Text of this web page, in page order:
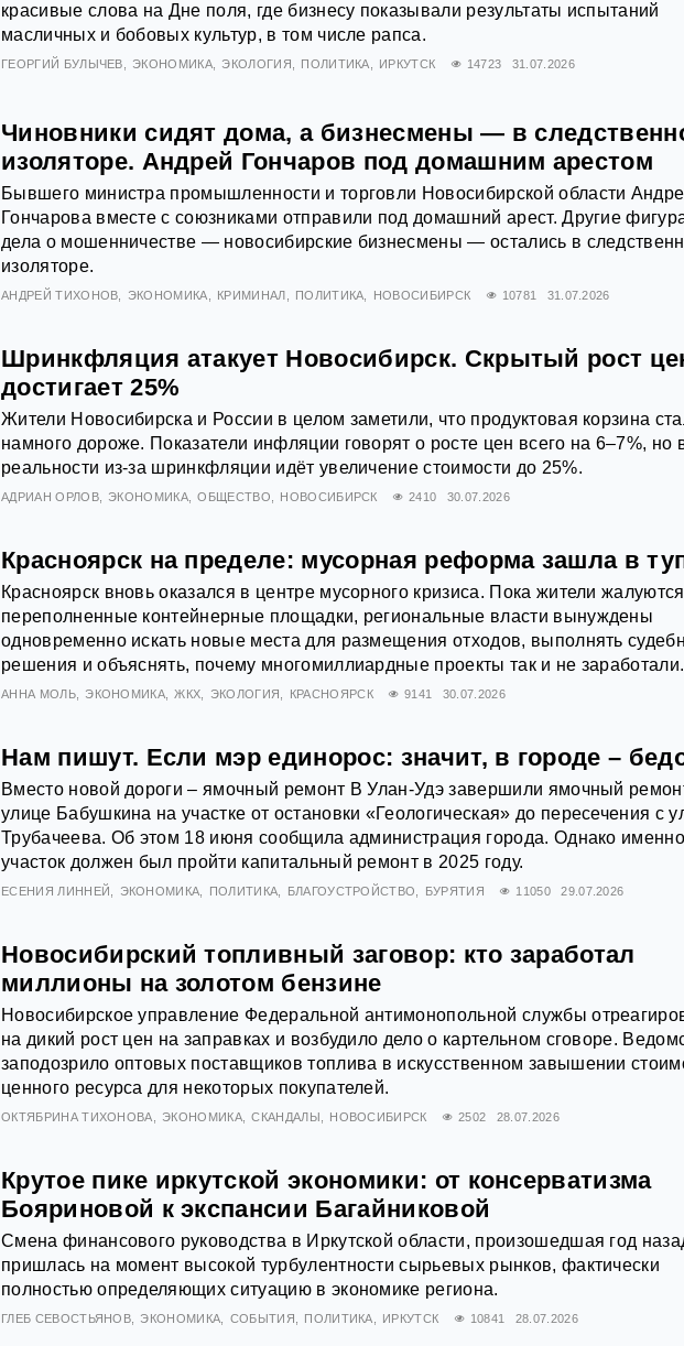
красивые слова на Дне поля, где бизнесу показывали результаты испытаний
масличных и бобовых культур, в том числе рапса.
ГЕОРГИЙ БУЛЫЧЕВ ЭКОНОМИКА ЭКОЛОГИЯ ПОЛИТИКА ИРКУТСК 14723 31.07.2026
Чиновники сидят дома, а бизнесмены — в
изоляторе. Андрей Гончаров под домашним арестом
Бывшего министра промышленности и торговли Новосибирской области
Гончарова вместе с союзниками отправили под домашний арест. Другие
дела о мошенничестве — новосибирские бизнесмены — остались в
изоляторе.
АНДРЕЙ ТИХОНОВ ЭКОНОМИКА КРИМИНАЛ ПОЛИТИКА НОВОСИБИРСК 10781 31.07.2026
Шринкфляция атакует Новосибирск. Скрытый рост
достигает 25%
Жители Новосибирска и России в целом заметили, что продуктовая корзина
намного дороже. Показатели инфляции говорят о росте цен всего на 6–7%, но
реальности из‑за шринкфляции идёт увеличение стоимости до 25%.
АДРИАН ОРЛОВ ЭКОНОМИКА ОБЩЕСТВО НОВОСИБИРСК 2410 30.07.2026
Красноярск на пределе: мусорная реформа зашла в
Красноярск вновь оказался в центре мусорного кризиса. Пока жители
переполненные контейнерные площадки, региональные власти вынуждены
одновременно искать новые места для размещения отходов, выполнять
решения и объяснять, почему многомиллиардные проекты так и не заработали.
АННА МОЛЬ ЭКОНОМИКА ЖКХ ЭКОЛОГИЯ КРАСНОЯРСК 9141 30.07.2026
Нам пишут. Если мэр единорос: значит, в городе –
Вместо новой дороги – ямочный ремонт В Улан-Удэ завершили ямочный
улице Бабушкина на участке от остановки «Геологическая» до пересечения с
Трубачеева. Об этом 18 июня сообщила администрация города. Однако именно
участок должен был пройти капитальный ремонт в 2025 году.
ЕСЕНИЯ ЛИННЕЙ ЭКОНОМИКА ПОЛИТИКА БЛАГОУСТРОЙСТВО БУРЯТИЯ 11050 29.07.2026
Новосибирский топливный заговор: кто заработал
миллионы на золотом бензине
Новосибирское управление Федеральной антимонопольной службы
на дикий рост цен на заправках и возбудило дело о картельном сговоре.
заподозрило оптовых поставщиков топлива в искусственном завышении
ценного ресурса для некоторых покупателей.
ОКТЯБРИНА ТИХОНОВА ЭКОНОМИКА СКАНДАЛЫ НОВОСИБИРСК 2502 28.07.2026
Крутое пике иркутской экономики: от консерватизма
Бояриновой к экспансии Багайниковой
Смена финансового руководства в Иркутской области, произошедшая год
пришлась на момент высокой турбулентности сырьевых рынков, фактически
полностью определяющих ситуацию в экономике региона.
ГЛЕБ СЕВОСТЬЯНОВ ЭКОНОМИКА СОБЫТИЯ ПОЛИТИКА ИРКУТСК 10841 28.07.2026